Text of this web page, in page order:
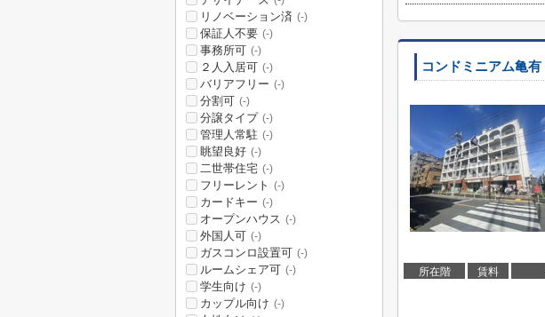
コンドミニアム亀有
所在階 賃料
リノベーション済 (-)
保証人不要 (-)
事務所可 (-)
２人入居可 (-)
バリアフリー (-)
分割可 (-)
分譲タイプ (-)
管理人常駐 (-)
眺望良好 (-)
二世帯住宅 (-)
フリーレント (-)
カードキー (-)
オープンハウス (-)
外国人可 (-)
ガスコンロ設置可 (-)
ルームシェア可 (-)
学生向け (-)
カップル向け (-)